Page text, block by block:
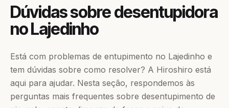
Dúvidas sobre desentupidora
no Lajedinho
Está com problemas de entupimento no Lajedinho e
tem dúvidas sobre como resolver? A Hiroshiro está
aqui para ajudar. Nesta seção, respondemos às
perguntas mais frequentes sobre desentupimento de